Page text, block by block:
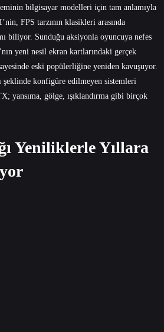
bilgisayar modelleri için tam anlamıyla
FPS tarzının klasikleri arasında
biliyor. Sunduğu aksiyonla oyuncuya nefes
yeni nesil ekran kartlarındaki gerçek
eski popülerliğine yeniden kavuşuyor.
şeklinde konfigüre edilmeyen sistemleri
yansıma, gölge, ışıklandırma gibi birçok
Yeniliklerle Yıllara